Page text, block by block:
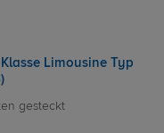
Limousine Typ
gesteckt